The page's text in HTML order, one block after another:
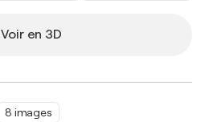
8 images
Voir en 3D